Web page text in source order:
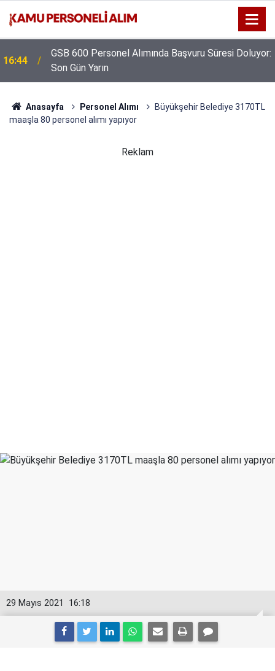
16:44
GSB 600 Personel Alımında Başvuru Süresi Doluyor:
Son Gün Yarın
Anasayfa Personel Alımı
Büyükşehir Belediye 3170TL
maaşla 80 personel alımı yapıyor
Reklam
16:18
29 Mayıs 2021